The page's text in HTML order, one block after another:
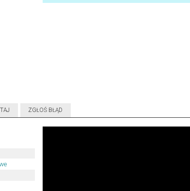
ZGŁOŚ BŁĄD